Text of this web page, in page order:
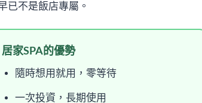
已不是飯店專屬。
居家SPA的優勢
隨時想用就用，零等待
一次投資，長期使用